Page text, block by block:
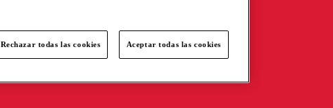
Rechazar todas las cookies Aceptar todas las cookies